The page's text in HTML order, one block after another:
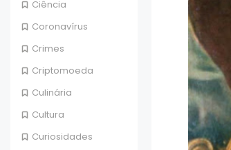
Ciência
Coronavírus
Crimes
Criptomoeda
Culinária
Cultura
Curiosidades